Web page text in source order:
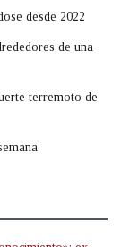
desde 2022
de una
terremoto de